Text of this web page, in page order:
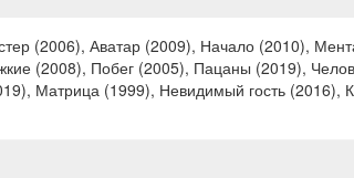
(2006), Аватар (2009), Начало (2010),
(2008), Побег (2005), Пацаны (2019),
Матрица (1999), Невидимый гость (2016),